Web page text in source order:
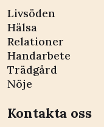
Livsöden
Hälsa
Relationer
Handarbete
Trädgård
Nöje
Kontakta oss